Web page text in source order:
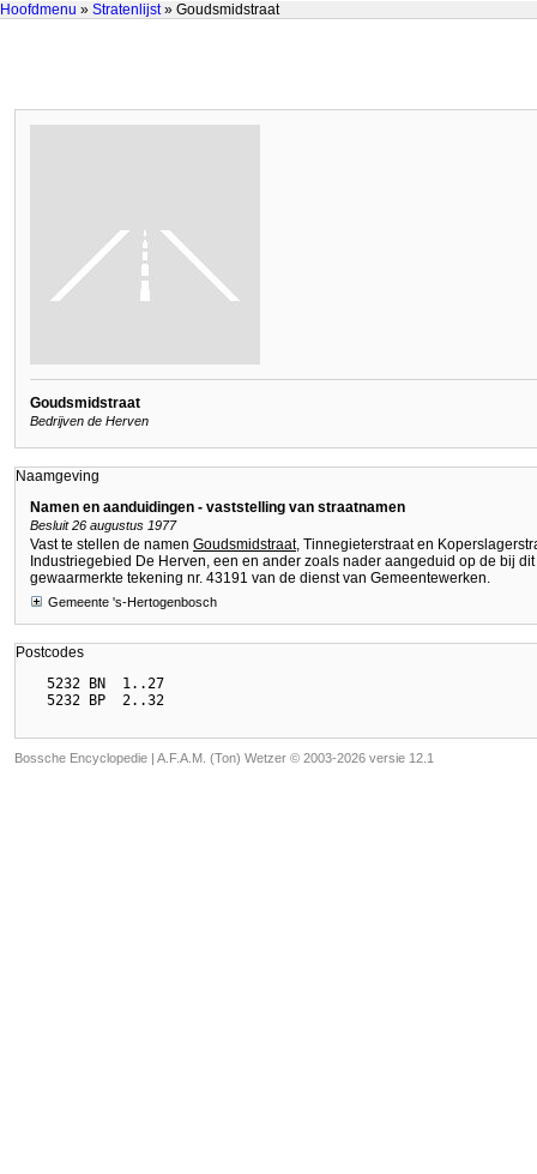
Hoofdmenu » Stratenlijst» Goudsmidstraat
Goudsmidstraat
Bedrijven de Herven
Naamgeving
Namen en aanduidingen - vaststelling van straatnamen
Besluit 26 augustus 1977
Vast te stellen de namen Goudsmidstraat, Tinnegieterstraat en
Industriegebied De Herven, een en ander zoals nader aangeduid op de bij
gewaarmerkte tekening nr. 43191 van de dienst van Gemeentewerken.
Gemeente 's-Hertogenbosch
Postcodes
  5232 BN  1..27
Bossche Encyclopedie | A.F.A.M. (Ton) Wetzer © 2003-2026 versie 12.1